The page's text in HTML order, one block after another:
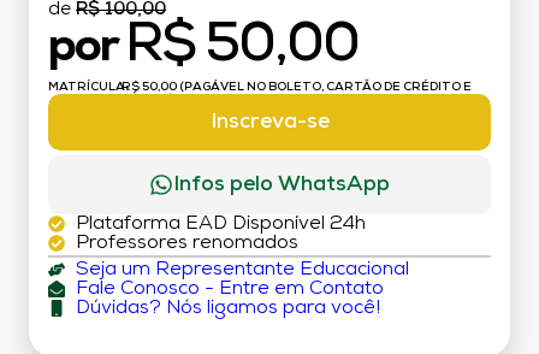
de R$ 100,00
por R$ 50,00
MATRÍCULA:R$ 50,00 (PAGÁVEL NO BOLETO, CARTÃO DE CRÉDITO E
Inscreva-se
Infos pelo WhatsApp
Plataforma EAD Disponível 24h
Professores renomados
Seja um Representante Educacional
Fale Conosco - Entre em Contato
Dúvidas? Nós ligamos para você!